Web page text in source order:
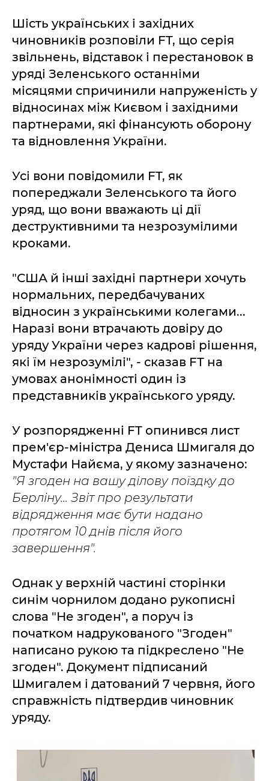
Шість українських і західних
чиновників розповіли FT, що серія
звільнень, відставок і перестановок в
уряді Зеленського останніми
місяцями спричинили напруженість у
відносинах між Києвом і західними
партнерами, які фінансують оборону
та відновлення України.
Усі вони повідомили FT, як
попереджали Зеленського та його
уряд, що вони вважають ці дії
деструктивними та незрозумілими
кроками.
"США й інші західні партнери хочуть
нормальних, передбачуваних
відносин з українськими колегами...
Наразі вони втрачають довіру до
уряду України через кадрові рішення,
які їм незрозумілі", - сказав FT на
умовах анонімності один із
представників українського уряду.
У розпорядженні FT опинився лист
прем'єр-міністра Дениса Шмигаля до
Мустафи Найєма, у якому зазначено:
"Я згоден на вашу ділову поїздку до
Берліну... Звіт про результати
відрядження має бути надано
протягом 10 днів після його
завершення".
Однак у верхній частині сторінки
синім чорнилом додано рукописні
слова "Не згоден", а поруч із
початком надрукованого "Згоден"
написано рукою та підкреслено "Не
згоден". Документ підписаний
Шмигалем і датований 7 червня, його
справжність підтвердив чиновник
уряду.